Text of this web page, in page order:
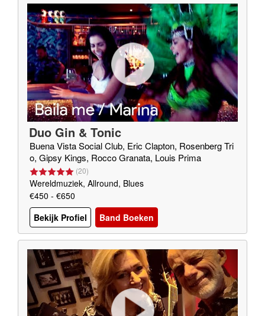
Duo Gin & Tonic
Buena Vista Social Club, Eric Clapton, Rosenberg Tri
o, Gipsy Kings, Rocco Granata, Louis Prima
(20)
Wereldmuziek, Allround, Blues
€450 - €650
Bekijk Profiel
Band Boeken